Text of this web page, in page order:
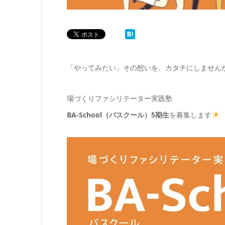
「やってみたい」その想いを、カタチにしません
場づくりファシリテーター実践塾
BA-School（バスクール）5期生を募集します